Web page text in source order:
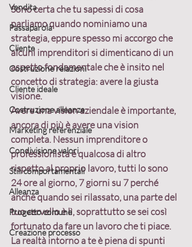
Vendita
Passaparola
Cliente
Costruzione relazioni
Cliente ideale
Costruzione alleanze
Marketing referenziale
Condivisione valori
Stili comportamentali
Alleanza
Progetto comune
Creazione processo
Sono certa che tu sapessi di cosa
parliamo quando nominiamo una
strategia, eppure spesso mi accorgo che
alcuni imprenditori si dimenticano di un
aspetto fondamentale che è insito nel
concetto di strategia: avere la giusta
visione.
Avere una vision aziendale è importante,
ancora di più è avere una vision
completa. Nessun imprenditore o
professionista è qualcosa di altro
rispetto al proprio lavoro, tutti lo sono
24 ore al giorno, 7 giorni su 7 perché
anche quando sei rilassato, una parte del
tuo cervello è lì, soprattutto se sei così
fortunato da fare un lavoro che ti piace.
La realtà intorno a te è piena di spunti